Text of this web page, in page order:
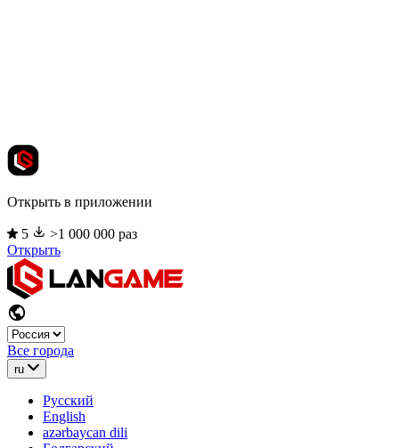
Открыть в приложении
5
>1 000 000 раз
Открыть
Все города
ru
Русский
English
azərbaycan dili